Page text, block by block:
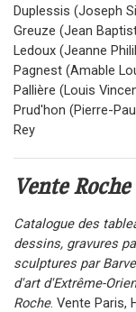
Duplessis (Joseph
Greuze (Jean
Ledoux (Jeanne
Pagnest (Amable
Pallière (Louis
Prud'hon (Pierre-
Rey
Vente Roche
Catalogue des
dessins, gravures
sculptures par
d'art d'Extrême-
Roche. Vente Paris,